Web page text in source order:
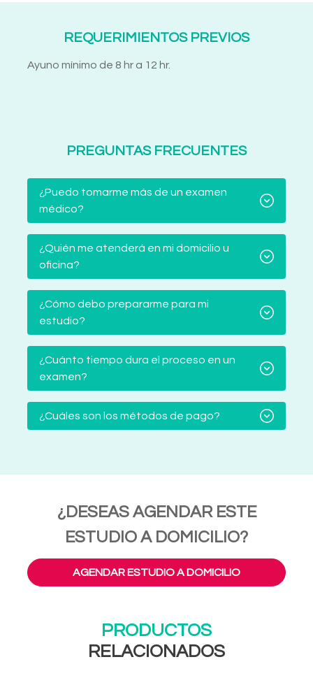
REQUERIMIENTOS PREVIOS
Ayuno mínimo de 8 hr a 12 hr.
PREGUNTAS FRECUENTES
¿Puedo tomarme más de un examen
médico?
¿Quién me atenderá en mi domicilio u
oficina?
¿Cómo debo prepararme para mi
estudio?
¿Cuánto tiempo dura el proceso en un
examen?
¿Cuáles son los métodos de pago?
¿DESEAS AGENDAR ESTE
ESTUDIO A DOMICILIO?
AGENDAR ESTUDIO A DOMICILIO
PRODUCTOS
RELACIONADOS